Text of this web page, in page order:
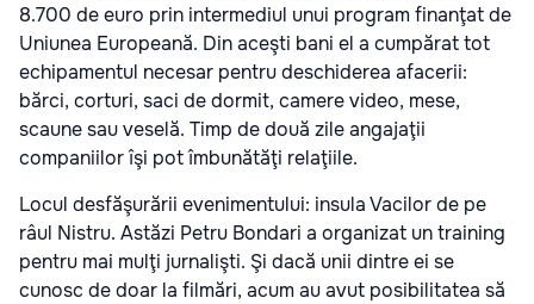
8.700 de euro prin intermediul unui program finanţat de
Uniunea Europeană. Din aceşti bani el a cumpărat tot
echipamentul necesar pentru deschiderea afacerii:
bărci, corturi, saci de dormit, camere video, mese,
scaune sau veselă. Timp de două zile angajaţii
companiilor îşi pot îmbunătăţi relaţiile.
Locul desfăşurării evenimentului: insula Vacilor de pe
râul Nistru. Astăzi Petru Bondari a organizat un training
pentru mai mulţi jurnalişti. Şi dacă unii dintre ei se
cunosc de doar la filmări, acum au avut posibilitatea să